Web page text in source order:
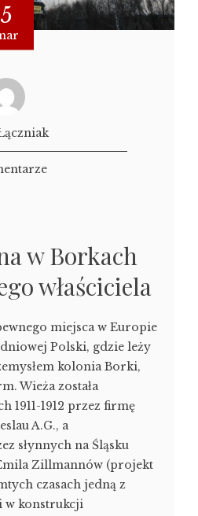
5
w Borkach
właściciela
miejsca w Europie
Polski, gdzie leży
kolonia Borki,
Wieża została
1911-1912 przez firmę
A.G., a
słynnych na Śląsku
Zillmannów (projekt
czasach jedną z
w konstrukcji